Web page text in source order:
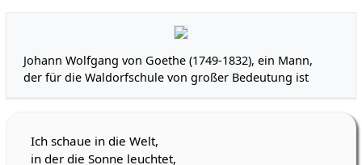
Johann Wolfgang von Goethe (1749-1832), ein Mann,
der für die Waldorfschule von großer Bedeutung ist
Ich schaue in die Welt,
in der die Sonne leuchtet,